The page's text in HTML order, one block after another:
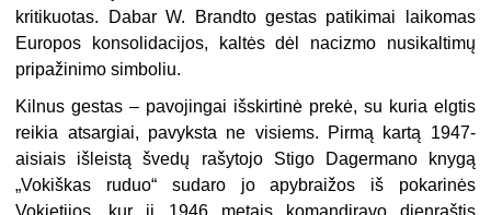
kritikuotas. Dabar W. Brandto gestas patikimai laikomas
Europos konsolidacijos, kaltės dėl nacizmo nusikaltimų
pripažinimo simboliu.
Kilnus gestas – pavojingai išskirtinė prekė, su kuria elgtis
reikia atsargiai, pavyksta ne visiems. Pirmą kartą 1947-
aisiais išleistą švedų rašytojo Stigo Dagermano knygą
„Vokiškas ruduo“ sudaro jo apybraižos iš pokarinės
Vokietijos, kur jį 1946 metais komandiravo dienraštis